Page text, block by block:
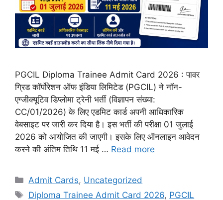
PGCIL Diploma Trainee Admit Card 2026 : पावर
ग्रिड कॉर्पोरेशन ऑफ इंडिया लिमिटेड (PGCIL) ने नॉन-
एग्जीक्यूटिव डिप्लोमा ट्रेनी भर्ती (विज्ञापन संख्या:
CC/01/2026) के लिए एडमिट कार्ड अपनी आधिकारिक
वेबसाइट पर जारी कर दिया है। इस भर्ती की परीक्षा 01 जुलाई
2026 को आयोजित की जाएगी। इसके लिए ऑनलाइन आवेदन
करने की अंतिम तिथि 11 मई … Read more
Admit Cards, Uncategorized
Diploma Trainee Admit Card 2026, PGCIL